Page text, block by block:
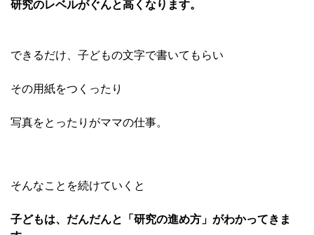
研究のレベルがぐんと高くなります。
できるだけ、子どもの文字で書いてもらい
その用紙をつくったり
写真をとったりがママの仕事。
そんなことを続けていくと
子どもは、だんだんと「研究の進め方」がわかってきま